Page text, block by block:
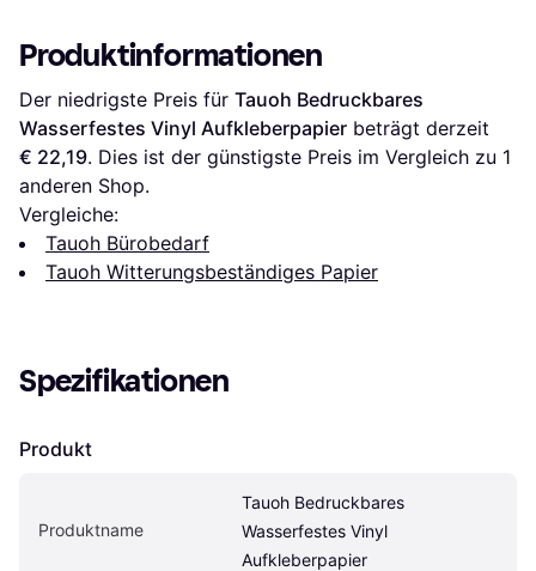
Produktinformationen
Der niedrigste Preis für Tauoh Bedruckbares
Wasserfestes Vinyl Aufkleberpapier
€ 22,19. Dies ist der günstigste Preis im Vergleich zu 1
anderen Shop.
Vergleiche:
Tauoh Bürobedarf
Tauoh Witterungsbeständiges Papier
Spezifikationen
Produkt
Produktname
Tauoh Bedruckbares
Wasserfestes Vinyl
Aufkleberpapier